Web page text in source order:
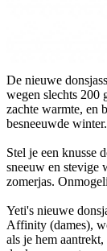
De nieuwe
wegen slechts 200
zachte warmte, en
besneeuwde winter.
Stel je een knusse
sneeuw en stevige
zomerjas.
Yeti's nieuwe
Affinity (dames),
als je hem